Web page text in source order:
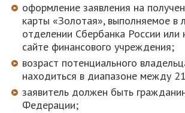
оформление заявления на
карты «Золотая», выполняемое в
отделении Сбербанка России
сайте финансового учреждения;
возраст потенциального
находиться в диапазоне между
заявитель должен быть
Федерации;